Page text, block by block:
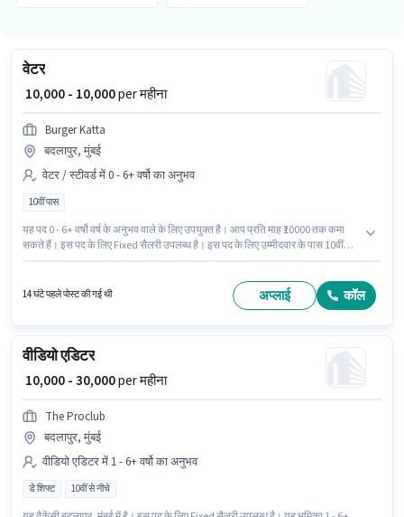
वेटर
₹ 10,000 - 10,000per महीना
Burger Katta
बदलापुर, मुंबई
वेटर / स्टीवर्ड में 0 - 6+ वर्षो का अनुभव
10वीं पास
यह पद 0 - 6+ वर्षो वर्ष के अनुभव वाले के लिए उपयुक्त है। आप प्रति माह ₹10000 तक कमा
सकते हैं। इस पद के लिए Fixed सैलरी उपलब्ध है। इस पद के लिए उम्मीदवार के पास 10वीं
14 घंटे पहले पोस्ट की गई थी अप्लाई कॉल
वीडियो एडिटर
₹ 10,000 - 30,000per महीना
The Proclub
बदलापुर, मुंबई
वीडियो एडिटर में 1 - 6+ वर्षो का अनुभव
डे शिफ्ट 10वीं से नीचे